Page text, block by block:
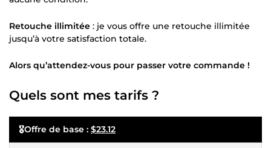
Retouche illimitée : je vous offre une retouche illimitée
jusqu’à votre satisfaction totale.
Alors qu’attendez-vous pour passer votre commande !
Quels sont mes tarifs ?
🎖️Offre de base : $23.12